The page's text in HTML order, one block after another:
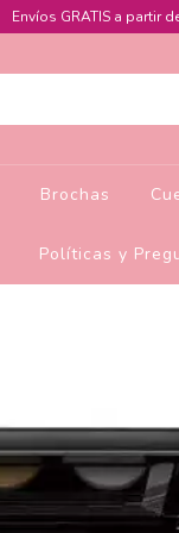
Envíos GRATIS a partir
Brochas
Políticas y